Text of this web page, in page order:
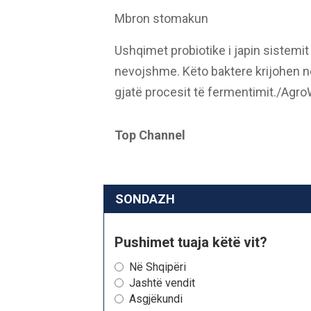
Mbron stomakun
Ushqimet probiotike i japin
nevojshme. Këto baktere krijohen
gjatë procesit të fermentimit./
Top Channel
SONDAZH
Pushimet tuaja këtë vit?
Në Shqipëri
Jashtë vendit
Asgjëkundi